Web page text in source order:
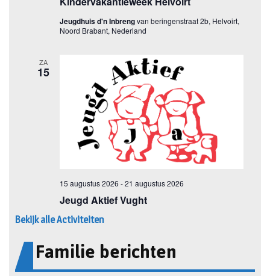
Bekijk alle Activiteiten
Familie berichten